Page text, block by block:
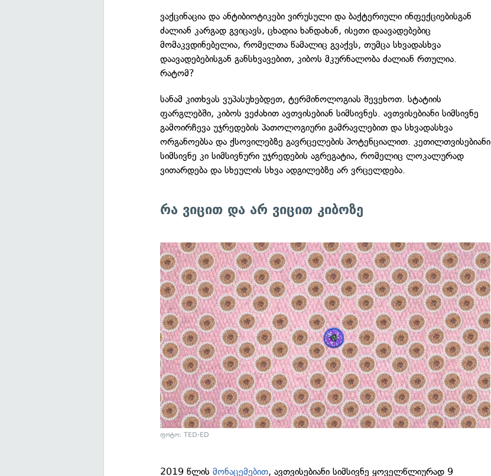
ვაქცინაცია და ანტიბიოტიკები ვირუსული და ბაქტერიული ინფექციებისგან
ძალიან კარგად გვიცავს, ცხადია ხანდახან, ისეთი დაავადებებიც
მომაკვდინებელია, რომელთა წამალიც გვაქვს, თუმცა სხვადასხვა
დაავადებებისგან განსხვავებით, კიბოს მკურნალობა ძალიან რთულია.
რატომ?
სანამ კითხვას ვუპასუხებდეთ, ტერმინოლოგიას შევეხოთ. სტატიის
ფარგლებში, კიბოს ვეძახით ავთვისებიან სიმსივნეს. ავთვისებიანი სიმსივნე
გამოირჩევა უჯრედების პათოლოგიური გამრავლებით და სხვადასხვა
ორგანოებსა და ქსოვილებზე გავრცელების პოტენციალით. კეთილთვისებიანი
სიმსივნე კი სიმსივნური უჯრედების აგრეგატია, რომელიც ლოკალურად
ვითარდება და სხეულის სხვა ადგილებზე არ ვრცელდება.
რა ვიცით და არ ვიცით კიბოზე
ფოტო: TED-ED
2019 წლისმონაცემებით, ავთვისებიანი სიმსივნე ყოველწლიურად 9